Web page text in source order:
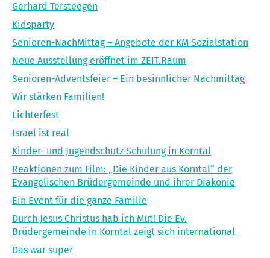
Gerhard Tersteegen
Kidsparty
Senioren-NachMittag – Angebote der KM Sozialstation
Neue Ausstellung eröffnet im ZEIT.Raum
Senioren-Adventsfeier – Ein besinnlicher Nachmittag
Wir stärken Familien!
Lichterfest
Israel ist real
Kinder- und Jugendschutz-Schulung in Korntal
Reaktionen zum Film: „Die Kinder aus Korntal“ der
Evangelischen Brüdergemeinde und ihrer Diakonie
Ein Event für die ganze Familie
Durch Jesus Christus hab ich Mut! Die Ev.
Brüdergemeinde in Korntal zeigt sich international
Das war super